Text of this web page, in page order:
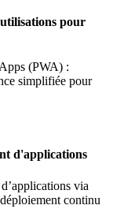
pour
(PWA) :
simplifiée pour
d'applications
via
continu